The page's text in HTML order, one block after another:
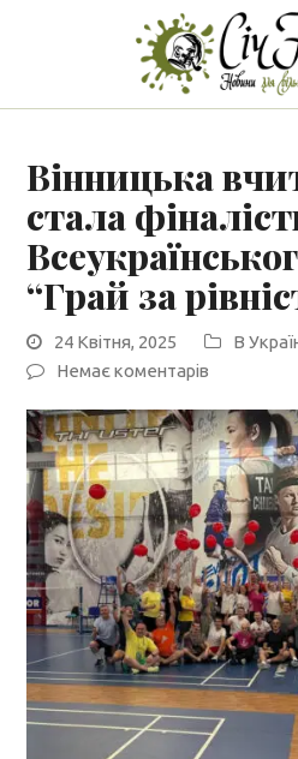
Вінницька
стала
“Грай за
24 Квітня, 2025 В
Немає коментарів